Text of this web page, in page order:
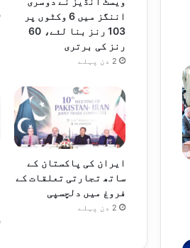
اننگز میں 6 وکٹوں پر
103 رنز بنا لئے، 60
رنز کی برتری
2 دن پہلے
ایران کی پاکستان کے
ساتھ تجارتی تعلقات کے
فروغ میں دلچسپی
2 دن پہلے